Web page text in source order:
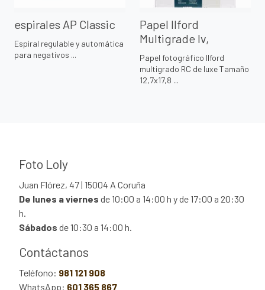
espirales AP Classic
Espiral regulable y automática
para negativos ...
Papel Ilford
Multigrade Iv,
Papel fotográfico Ilford
multigrado RC de luxe Tamaño
12,7x17,8 ...
Foto Loly
Juan Flórez, 47 | 15004 A Coruña
De lunes a viernes de 10:00 a 14:00 h y de 17:00 a 20:30
h.
Sábados de 10:30 a 14:00 h.
Contáctanos
Teléfono: 981 121 908
WhatsApp: 601 365 867